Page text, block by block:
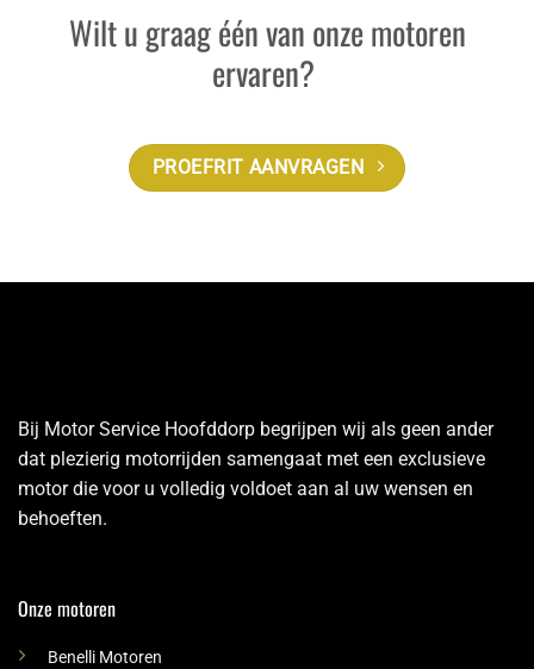
Wilt u graag één van onze motoren
ervaren?
PROEFRIT AANVRAGEN
Bij Motor Service Hoofddorp begrijpen wij als geen ander
dat plezierig motorrijden samengaat met een exclusieve
motor die voor u volledig voldoet aan al uw wensen en
behoeften.
Onze motoren
Benelli Motoren